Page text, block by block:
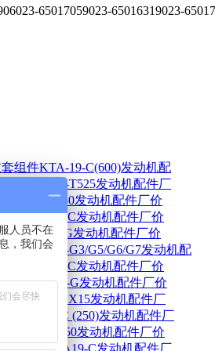
023-65017059023-65016319023-
组件KTA-19-C(600)发动机配
套VTA903-T525发动机配件厂
套NTE-350发动机配件厂价
套QST30-C发动机配件厂价
套NT-855-G发动机配件厂价
缸套VTA28-G3/G5/G6/G7发动机配
套QST30-C发动机配件厂价
套NT-855-G发动机配件厂价
套套件QSX15发动机配件厂
缸套LT10C (250)发动机配件厂
缸套ISM 450发动机配件厂价
套组件KTA19-C发动机配件厂
人员不在
，我们会